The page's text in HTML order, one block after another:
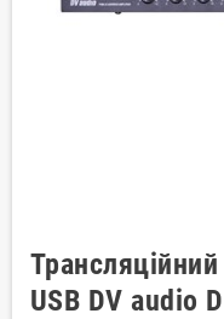
USB DV audio